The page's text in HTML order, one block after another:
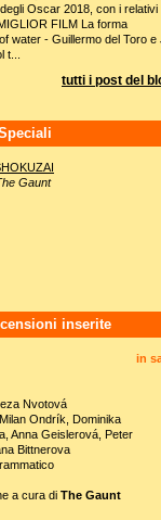
Oscar 2018, con i relativi
FILM La forma
water - Guillermo del Toro e
tutti i post del
Gaunt
inserite
in
Nvotová
Ondrík, Dominika
Anna Geislerová, Peter
Bittnerova
a cura di The Gaunt